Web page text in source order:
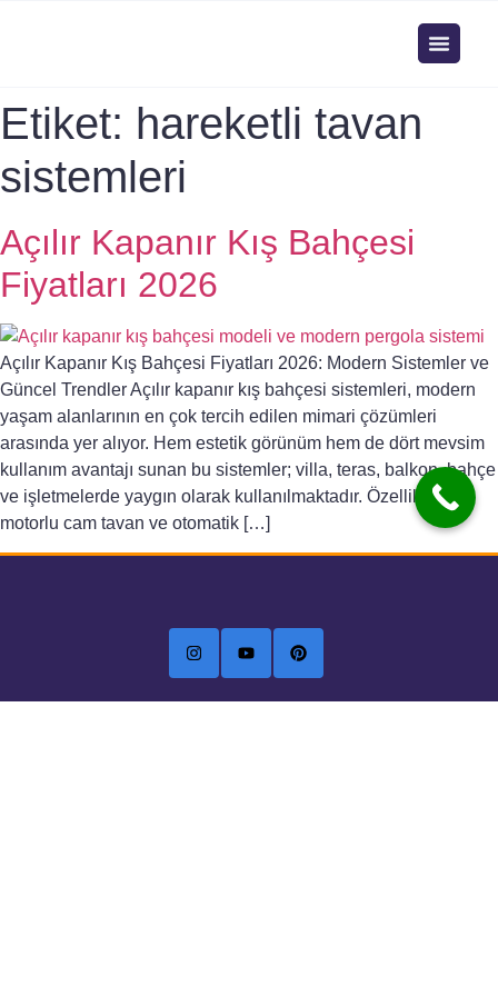
Etiket: hareketli tavan
sistemleri
Açılır Kapanır Kış Bahçesi
Fiyatları 2026
Açılır Kapanır Kış Bahçesi Fiyatları 2026: Modern Sistemler ve
Güncel Trendler Açılır kapanır kış bahçesi sistemleri, modern
yaşam alanlarının en çok tercih edilen mimari çözümleri
arasında yer alıyor. Hem estetik görünüm hem de dört mevsim
kullanım avantajı sunan bu sistemler; villa, teras, balkon, bahçe
ve işletmelerde yaygın olarak kullanılmaktadır. Özellikle
motorlu cam tavan ve otomatik […]